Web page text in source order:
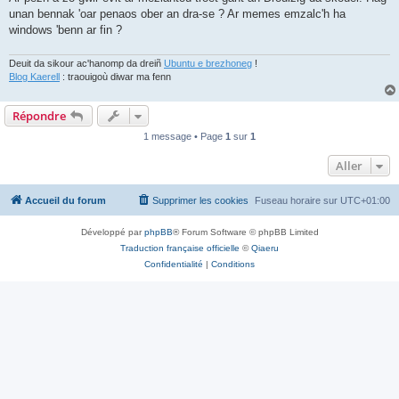
unan bennak 'oar penaos ober an dra-se ? Ar memes emzalc'h ha
windows 'benn ar fin ?
Deuit da sikour ac'hanomp da dreiñ Ubuntu e brezhoneg !
Blog Kaerell : traouigoù diwar ma fenn
Répondre
1 message • Page 1 sur 1
Aller
Accueil du forum Fuseau horaire sur UTC+01:00
Supprimer les cookies
Développé parphpBB® Forum Software © phpBB Limited
Traduction française officielle ©Qiaeru
Confidentialité | Conditions